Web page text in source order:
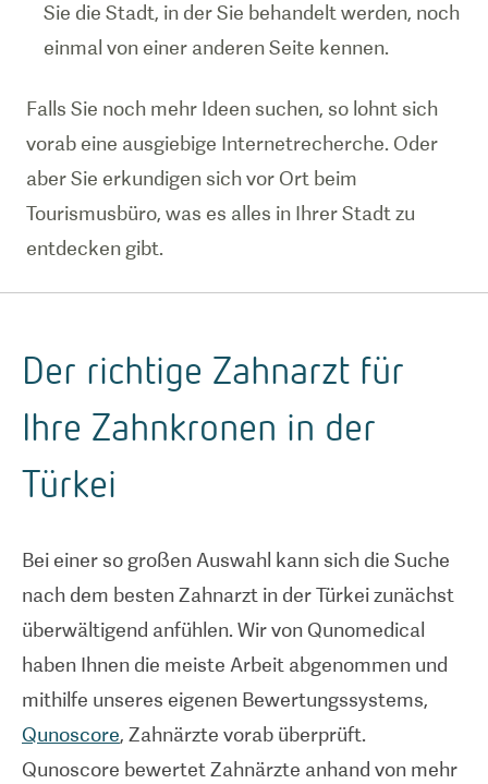
Sie die Stadt, in der Sie behandelt werden, noch
einmal von einer anderen Seite kennen.
Falls Sie noch mehr Ideen suchen, so lohnt sich
vorab eine ausgiebige Internetrecherche. Oder
aber Sie erkundigen sich vor Ort beim
Tourismusbüro, was es alles in Ihrer Stadt zu
entdecken gibt.
Der richtige Zahnarzt für
Ihre Zahnkronen in der
Türkei
Bei einer so großen Auswahl kann sich die Suche
nach dem besten Zahnarzt in der Türkei zunächst
überwältigend anfühlen. Wir von Qunomedical
haben Ihnen die meiste Arbeit abgenommen und
mithilfe unseres eigenen Bewertungssystems,
Qunoscore, Zahnärzte vorab überprüft.
Qunoscore bewertet Zahnärzte anhand von mehr